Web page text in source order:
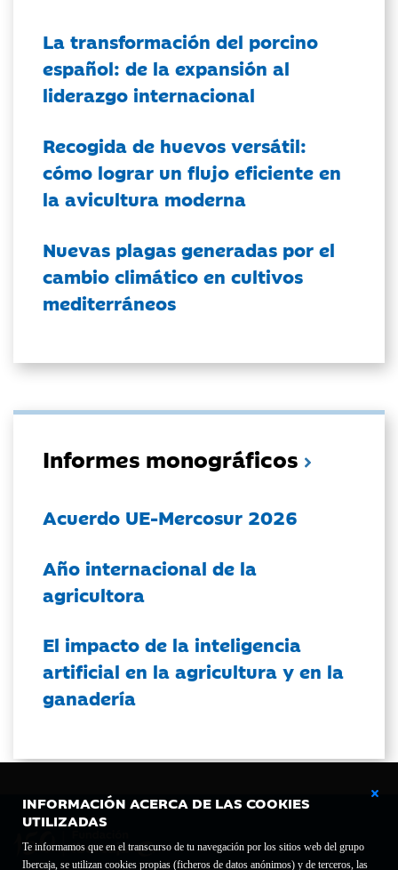
INFORMACIÓN ACERCA DE LAS COOKIES
UTILIZADAS
Te informamos que en el transcurso de tu navegación por los sitios web del grupo
Ibercaja, se utilizan cookies propias (ficheros de datos anónimos) y de terceros, las
La transformación del porcino
español: de la expansión al
liderazgo internacional
Recogida de huevos versátil:
cómo lograr un flujo eficiente en
la avicultura moderna
Nuevas plagas generadas por el
cambio climático en cultivos
mediterráneos
Informes monográficos
Acuerdo UE-Mercosur 2026
Año internacional de la
agricultora
El impacto de la inteligencia
artificial en la agricultura y en la
ganadería